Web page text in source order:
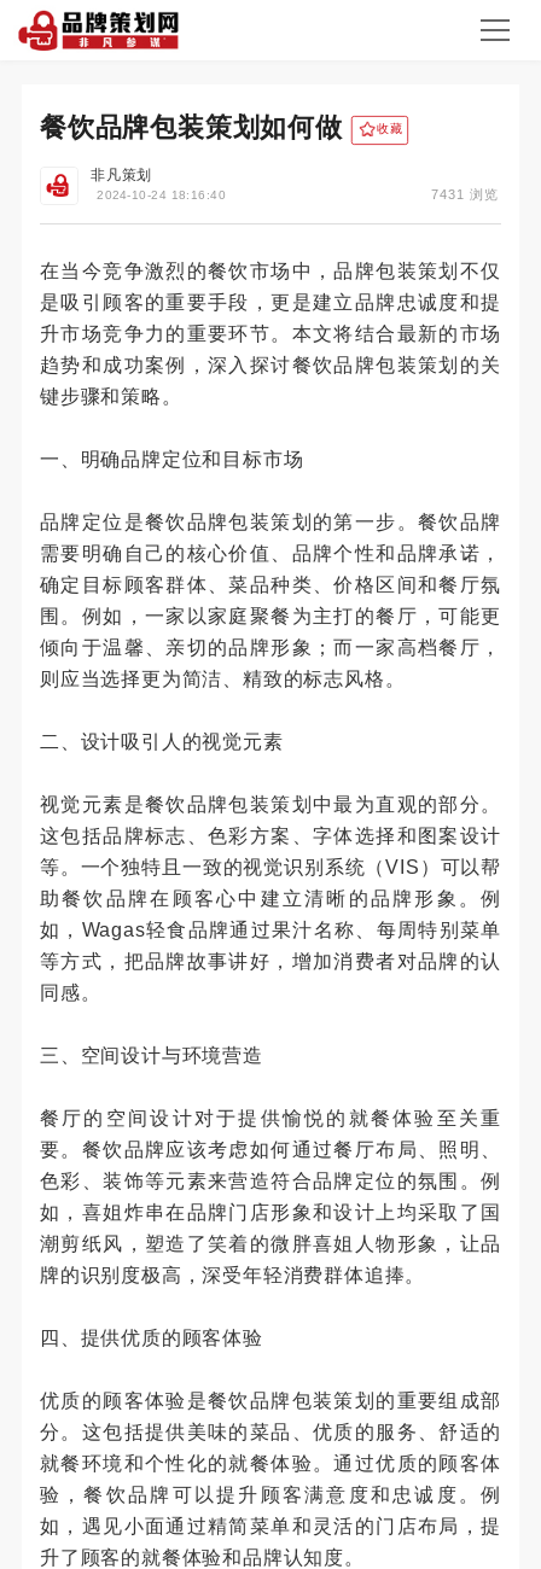
餐饮品牌包装策划如何做 收藏
非凡策划
2024-10-24 18:16:40 7431 浏览
在当今竞争激烈的餐饮市场中，品牌包装策划不仅
是吸引顾客的重要手段，更是建立品牌忠诚度和提
升市场竞争力的重要环节。本文将结合最新的市场
趋势和成功案例，深入探讨餐饮品牌包装策划的关
键步骤和策略。
一、明确品牌定位和目标市场
品牌定位是餐饮品牌包装策划的第一步。餐饮品牌
需要明确自己的核心价值、品牌个性和品牌承诺，
确定目标顾客群体、菜品种类、价格区间和餐厅氛
围。例如，一家以家庭聚餐为主打的餐厅，可能更
倾向于温馨、亲切的品牌形象；而一家高档餐厅，
则应当选择更为简洁、精致的标志风格。
二、设计吸引人的视觉元素
视觉元素是餐饮品牌包装策划中最为直观的部分。
这包括品牌标志、色彩方案、字体选择和图案设计
等。一个独特且一致的视觉识别系统（VIS）可以帮
助餐饮品牌在顾客心中建立清晰的品牌形象。例
如，Wagas轻食品牌通过果汁名称、每周特别菜单
等方式，把品牌故事讲好，增加消费者对品牌的认
同感。
三、空间设计与环境营造
餐厅的空间设计对于提供愉悦的就餐体验至关重
要。餐饮品牌应该考虑如何通过餐厅布局、照明、
色彩、装饰等元素来营造符合品牌定位的氛围。例
如，喜姐炸串在品牌门店形象和设计上均采取了国
潮剪纸风，塑造了笑着的微胖喜姐人物形象，让品
牌的识别度极高，深受年轻消费群体追捧。
四、提供优质的顾客体验
优质的顾客体验是餐饮品牌包装策划的重要组成部
分。这包括提供美味的菜品、优质的服务、舒适的
就餐环境和个性化的就餐体验。通过优质的顾客体
验，餐饮品牌可以提升顾客满意度和忠诚度。例
如，遇见小面通过精简菜单和灵活的门店布局，提
升了顾客的就餐体验和品牌认知度。